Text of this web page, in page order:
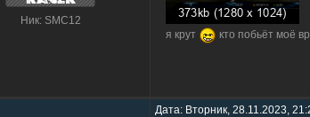
Ник: SMC12
я крут кто побьёт моё
Дата: Вторник, 28.11.2023,